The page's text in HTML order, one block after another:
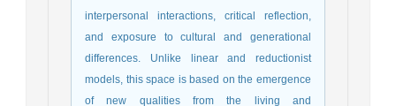
interpersonal interactions, critical reflection,
and exposure to cultural and generational
differences. Unlike linear and reductionist
models, this space is based on the emergence
of new qualities from the living and